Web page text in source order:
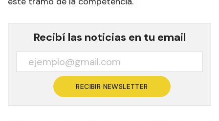
Recibí las noticias en tu email
RECIBIR NEWSLETTER